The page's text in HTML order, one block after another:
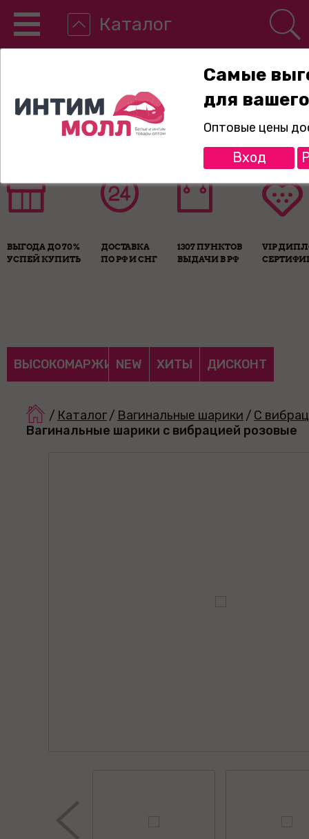
Каталог
8-800-775-89-65
ВЫГОДА ДО 70%
УСПЕЙ КУПИТЬ
ДОСТАВКА
ПО РФ И СНГ
1307 ПУНКТОВ
ВЫДАЧИ В РФ
VIP
ВЫСОКОМАРЖИНАЛЬНЫЕ
NEW ХИТЫ ДИСКОНТ
/ Каталог/ Вагинальные шарики / С
Вагинальные шарики с вибрацией розовые
Самые
для
Оптовые цены
Вход